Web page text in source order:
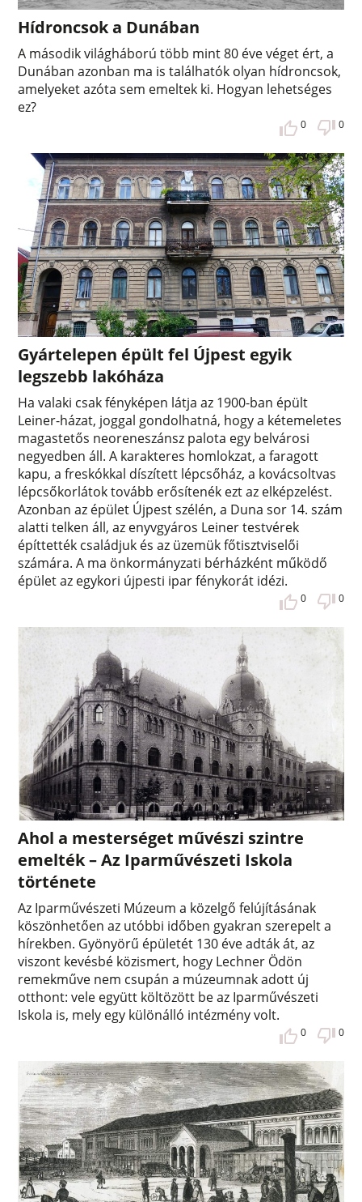
Hídroncsok a Dunában
A második világháború több mint 80 éve véget ért, a
Dunában azonban ma is találhatók olyan hídroncsok,
amelyeket azóta sem emeltek ki. Hogyan lehetséges
ez?
0 0
Gyártelepen épült fel Újpest egyik
legszebb lakóháza
Ha valaki csak fényképen látja az 1900-ban épült
Leiner-házat, joggal gondolhatná, hogy a kétemeletes
magastetős neoreneszánsz palota egy belvárosi
negyedben áll. A karakteres homlokzat, a faragott
kapu, a freskókkal díszített lépcsőház, a kovácsoltvas
lépcsőkorlátok tovább erősítenék ezt az elképzelést.
Azonban az épület Újpest szélén, a Duna sor 14. szám
alatti telken áll, az enyvgyáros Leiner testvérek
építtették családjuk és az üzemük főtisztviselői
számára. A ma önkormányzati bérházként működő
épület az egykori újpesti ipar fénykorát idézi.
0 0
Ahol a mesterséget művészi szintre
emelték – Az Iparművészeti Iskola
története
Az Iparművészeti Múzeum a közelgő felújításának
köszönhetően az utóbbi időben gyakran szerepelt a
hírekben. Gyönyörű épületét 130 éve adták át, az
viszont kevésbé közismert, hogy Lechner Ödön
remekműve nem csupán a múzeumnak adott új
otthont: vele együtt költözött be az Iparművészeti
Iskola is, mely egy különálló intézmény volt.
0 0